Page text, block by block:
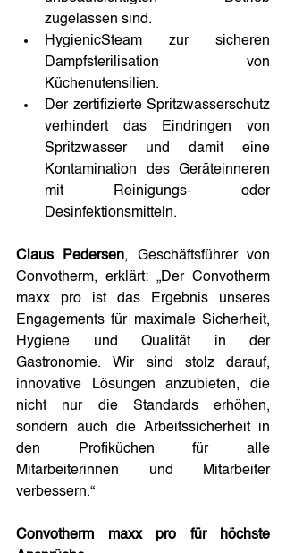
zugelassen sind.
HygienicSteam zur sicheren
Dampfsterilisation von
Küchenutensilien.
Der zertifizierte Spritzwasserschutz
verhindert das Eindringen von
Spritzwasser und damit eine
Kontamination des Geräteinneren
mit Reinigungs- oder
Desinfektionsmitteln.
Claus Pedersen, Geschäftsführer von
Convotherm, erklärt: „Der Convotherm
maxx pro ist das Ergebnis unseres
Engagements für maximale Sicherheit,
Hygiene und Qualität in der
Gastronomie. Wir sind stolz darauf,
innovative Lösungen anzubieten, die
nicht nur die Standards erhöhen,
sondern auch die Arbeitssicherheit in
den Profiküchen für alle
Mitarbeiterinnen und Mitarbeiter
verbessern.“
Convotherm maxx pro für höchste